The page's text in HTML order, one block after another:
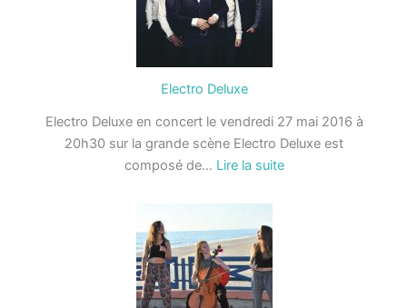
Electro Deluxe
Electro Deluxe en concert le vendredi 27 mai 2016 à
20h30 sur la grande scène Electro Deluxe est
composé de… Lire la suite: